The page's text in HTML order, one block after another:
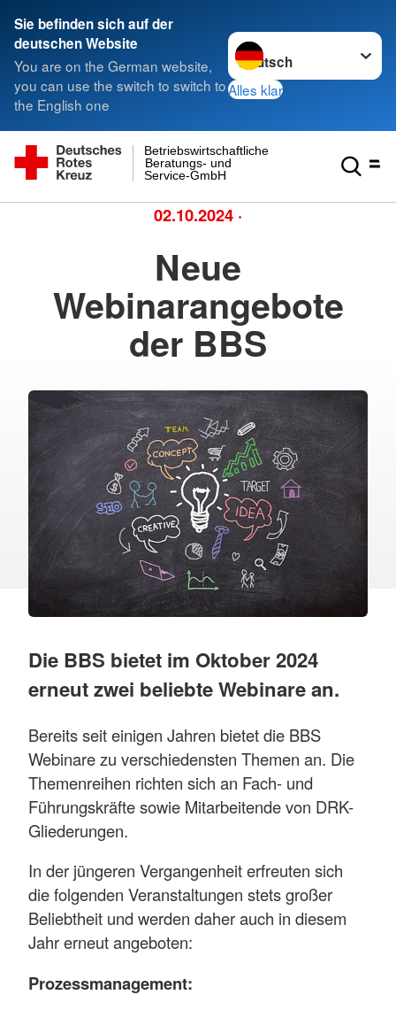
Sie befinden sich auf der
deutschen Website
You are on the German website,
you can use the switch to switch to
the English one
Sprache wechseln zu
Alles klar
Service-GmbH
Beratungs- und
Betriebswirtschaftliche
02.10.2024 ·
Neue
Webinarangebote
der BBS
Die BBS bietet im Oktober 2024
erneut zwei beliebte Webinare an.
Bereits seit einigen Jahren bietet die BBS
Webinare zu verschiedensten Themen an. Die
Themenreihen richten sich an Fach- und
Führungskräfte sowie Mitarbeitende von DRK-
Gliederungen.
In der jüngeren Vergangenheit erfreuten sich
die folgenden Veranstaltungen stets großer
Beliebtheit und werden daher auch in diesem
Jahr erneut angeboten:
Prozessmanagement: